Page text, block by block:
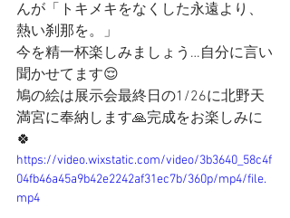
んが「トキメキをなくした永遠より、
熱い刹那を。」
今を精一杯楽しみましょう…自分に言い
聞かせてます😌
鳩の絵は展示会最終日の1/26に北野天
満宮に奉納します🙏完成をお楽しみに
🍀
https://video.wixstatic.com/video/3b3640_58c4f
04fb46a45a9b42e2242af31ec7b/360p/mp4/file.
mp4